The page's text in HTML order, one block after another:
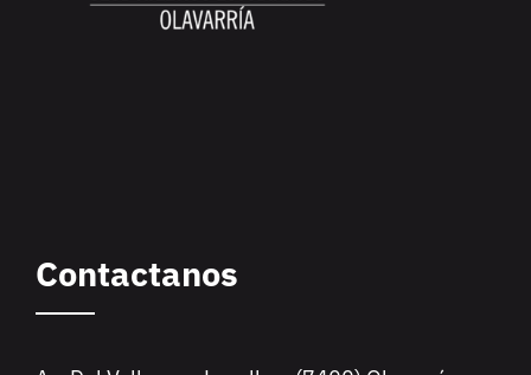
Contactanos